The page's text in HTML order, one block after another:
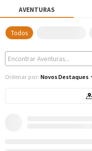
AVENTURAS
Todos
Ordenar por: Novos Destaques